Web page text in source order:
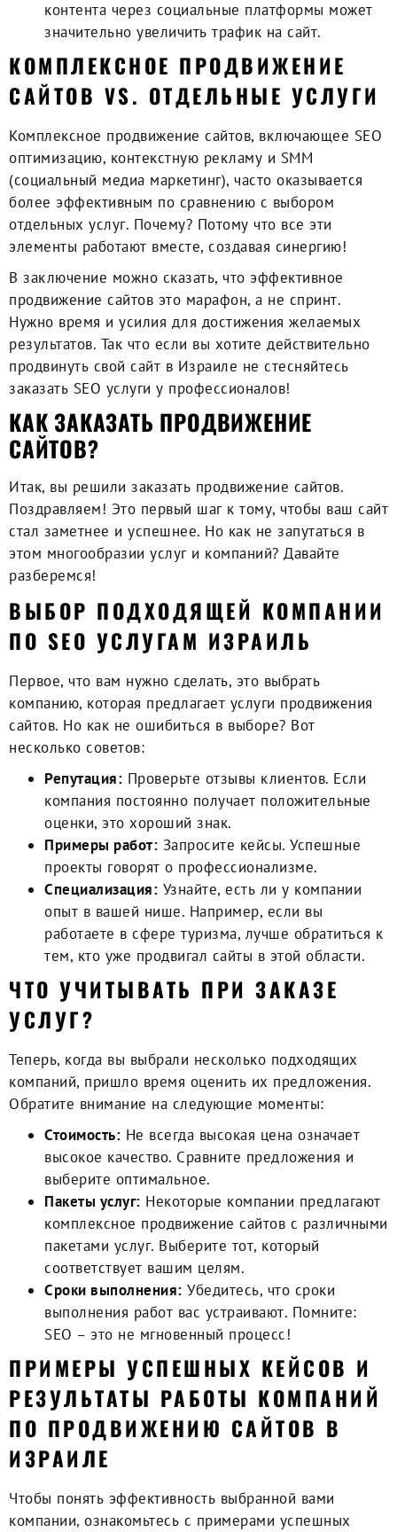
контента через социальные платформы может
значительно увеличить трафик на сайт.
КОМПЛЕКСНОЕ ПРОДВИЖЕНИЕ
САЙТОВ VS. ОТДЕЛЬНЫЕ УСЛУГИ
Комплексное продвижение сайтов, включающее SEO
оптимизацию, контекстную рекламу и SMM
(социальный медиа маркетинг), часто оказывается
более эффективным по сравнению с выбором
отдельных услуг. Почему? Потому что все эти
элементы работают вместе, создавая синергию!
В заключение можно сказать, что эффективное
продвижение сайтов это марафон, а не спринт.
Нужно время и усилия для достижения желаемых
результатов. Так что если вы хотите действительно
продвинуть свой сайт в Израиле не стесняйтесь
заказать SEO услуги у профессионалов!
КАК ЗАКАЗАТЬ ПРОДВИЖЕНИЕ
САЙТОВ?
Итак, вы решили заказать продвижение сайтов.
Поздравляем! Это первый шаг к тому, чтобы ваш сайт
стал заметнее и успешнее. Но как не запутаться в
этом многообразии услуг и компаний? Давайте
разберемся!
ВЫБОР ПОДХОДЯЩЕЙ КОМПАНИИ
ПО SEO УСЛУГАМ ИЗРАИЛЬ
Первое, что вам нужно сделать, это выбрать
компанию, которая предлагает услуги продвижения
сайтов. Но как не ошибиться в выборе? Вот
несколько советов:
Репутация: Проверьте отзывы клиентов. Если
компания постоянно получает положительные
оценки, это хороший знак.
Примеры работ: Запросите кейсы. Успешные
проекты говорят о профессионализме.
Специализация: Узнайте, есть ли у компании
опыт в вашей нише. Например, если вы
работаете в сфере туризма, лучше обратиться к
тем, кто уже продвигал сайты в этой области.
ЧТО УЧИТЫВАТЬ ПРИ ЗАКАЗЕ
УСЛУГ?
Теперь, когда вы выбрали несколько подходящих
компаний, пришло время оценить их предложения.
Обратите внимание на следующие моменты:
Стоимость: Не всегда высокая цена означает
высокое качество. Сравните предложения и
выберите оптимальное.
Пакеты услуг: Некоторые компании предлагают
комплексное продвижение сайтов с различными
пакетами услуг. Выберите тот, который
соответствует вашим целям.
Сроки выполнения: Убедитесь, что сроки
выполнения работ вас устраивают. Помните:
SEO – это не мгновенный процесс!
ПРИМЕРЫ УСПЕШНЫХ КЕЙСОВ И
РЕЗУЛЬТАТЫ РАБОТЫ КОМПАНИЙ
ПО ПРОДВИЖЕНИЮ САЙТОВ В
ИЗРАИЛЕ
Чтобы понять эффективность выбранной вами
компании, ознакомьтесь с примерами успешных